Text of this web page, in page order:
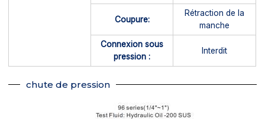
Coupure:
Rétraction de la
manche
Connexion sous
pression :
Interdit
chute de pression